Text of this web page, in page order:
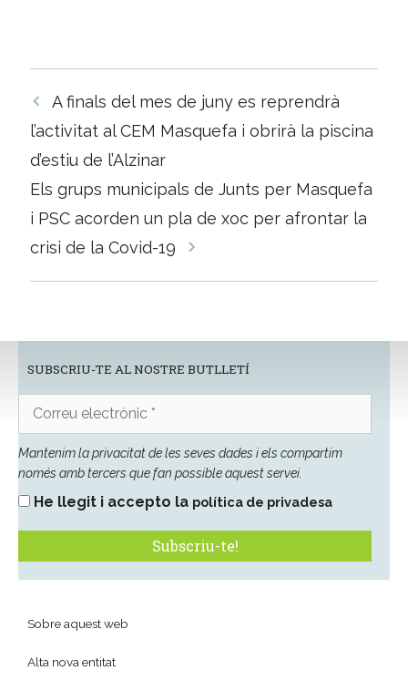
Navegació
per
A finals del mes de juny es reprendrà
l’activitat al CEM Masquefa i obrirà la piscina
d’estiu de l’Alzinar
Els grups municipals de Junts per Masquefa
i PSC acorden un pla de xoc per afrontar la
crisi de la Covid-19
SUBSCRIU-TE AL NOSTRE BUTLLETÍ
electrònic
Mantenim la privacitat de les seves dades i els compartim
només amb tercers que fan possible aquest servei.
He llegit i accepto la política de privadesa
Sobre aquest web
Alta nova entitat